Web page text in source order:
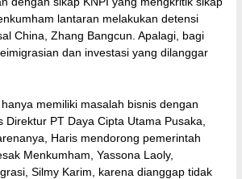
lantaran melakukan detensi
China, Zhang Bangcun. Apalagi, bagi
dan investasi yang dilanggar
memiliki masalah bisnis dengan
Direktur PT Daya Cipta Utama Pusaka,
Haris mendorong pemerintah
Menkumham, Yassona Laoly,
Silmy Karim, karena dianggap tidak